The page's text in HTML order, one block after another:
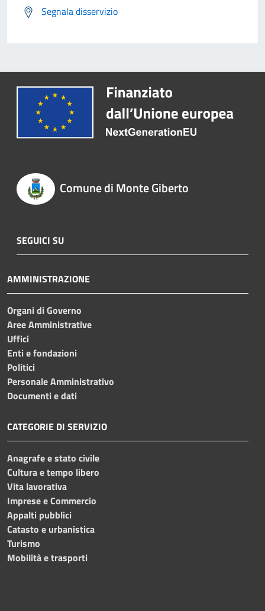
Segnala disservizio
Comune di Monte Giberto
SEGUICI SU
AMMINISTRAZIONE
Organi di Governo
Aree Amministrative
Uffici
Enti e fondazioni
Politici
Personale Amministrativo
Documenti e dati
CATEGORIE DI SERVIZIO
Anagrafe e stato civile
Cultura e tempo libero
Vita lavorativa
Imprese e Commercio
Appalti pubblici
Catasto e urbanistica
Turismo
Mobilità e trasporti